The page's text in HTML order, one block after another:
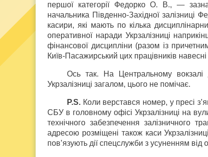
першої категорії Федорко О. В., —
начальника Південно-Західної залізниці
касири, які мають по кілька
оперативної наради Укрзалізниці
фінансової дисципліни (разом із
Київ-Пасажирський цих працівників
Ось так. На Центральному вокзалі
Укрзалізниці загалом, цього не помічає.
P.S. Коли верстався номер, у пресі
СБУ в головному офісі Укрзалізниці на
технічного забезпечення залізничного
адресою розміщені також каси
пов’язують дії спецслужби з усуненням